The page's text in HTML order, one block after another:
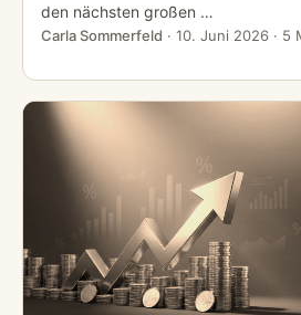
den nächsten großen …
Carla Sommerfeld · 10. Juni 2026 · 5